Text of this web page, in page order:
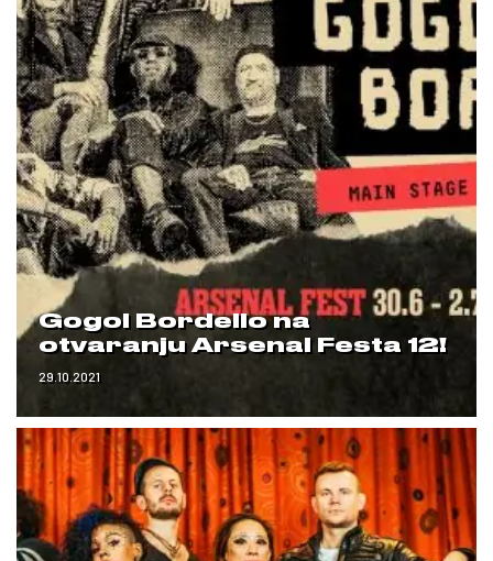
Gogol Bordello na
otvaranju Arsenal Festa 12!
29.10.2021